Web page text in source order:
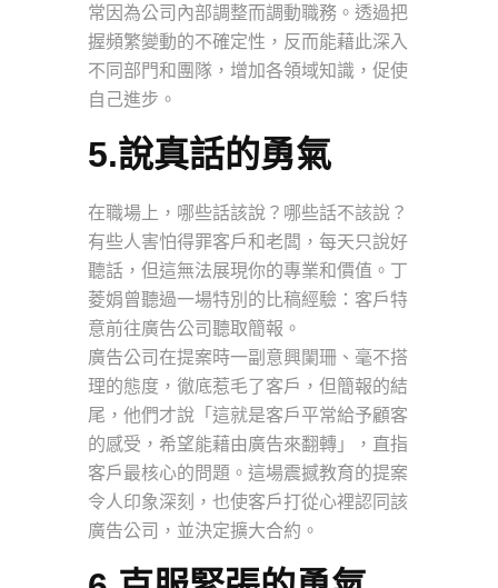
常因為公司內部調整而調動職務。透過把
握頻繁變動的不確定性，反而能藉此深入
不同部門和團隊，增加各領域知識，促使
自己進步。
5.說真話的勇氣
在職場上，哪些話該說？哪些話不該說？
有些人害怕得罪客戶和老闆，每天只說好
聽話，但這無法展現你的專業和價值。丁
菱娟曾聽過一場特別的比稿經驗：客戶特
意前往廣告公司聽取簡報。
廣告公司在提案時一副意興闌珊、毫不搭
理的態度，徹底惹毛了客戶，但簡報的結
尾，他們才說「這就是客戶平常給予顧客
的感受，希望能藉由廣告來翻轉」，直指
客戶最核心的問題。這場震撼教育的提案
令人印象深刻，也使客戶打從心裡認同該
廣告公司，並決定擴大合約。